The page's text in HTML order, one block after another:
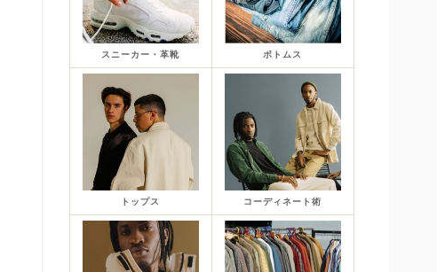
スニーカー・革靴 ボトムス
トップス コーディネート術